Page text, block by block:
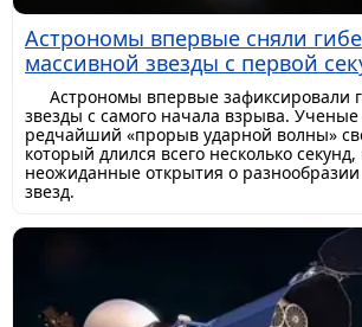
Астрономы впервые сняли
массивной звезды с первой
Астрономы впервые зафиксировали
звезды с самого начала взрыва.
редчайший «прорыв ударной волны»
который длился всего несколько
неожиданные открытия о разнообразии
звезд.